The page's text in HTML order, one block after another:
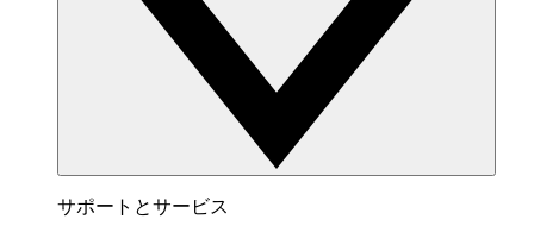
サポートとサービス